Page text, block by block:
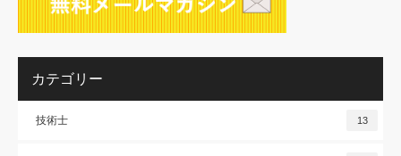
カテゴリー
技術士 13